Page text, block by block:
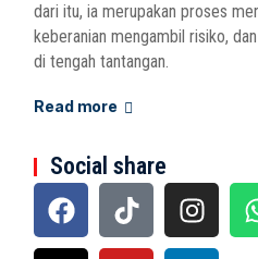
dari itu, ia merupakan proses
keberanian mengambil risiko,
di tengah tantangan.
Read more
Social share